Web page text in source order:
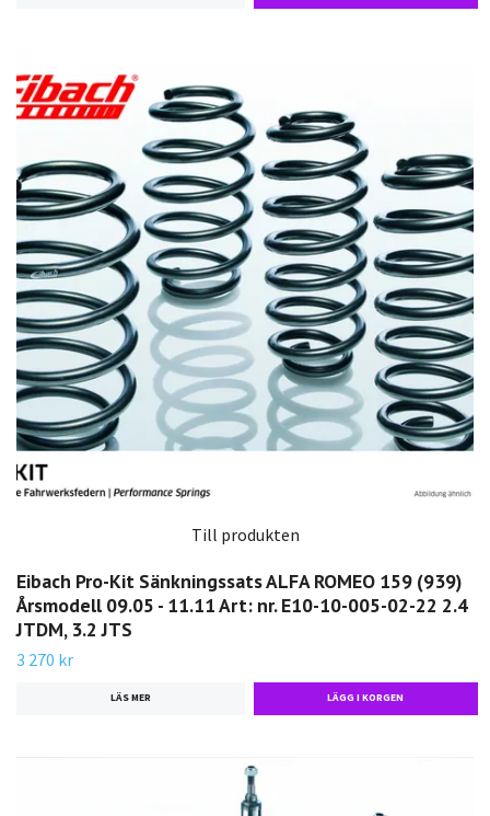
Till produkten
Eibach Pro-Kit Sänkningssats ALFA ROMEO 159 (939)
Årsmodell 09.05 - 11.11 Art: nr. E10-10-005-02-22 2.4
JTDM, 3.2 JTS
3 270 kr
LÄS MER